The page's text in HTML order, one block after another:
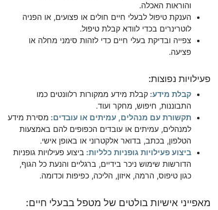
והוראות האכלה.
הענקת טיפול לבעלי חיים חולים או פצועים, או הפניה
לוטרינרים בכדי לוודא קבלת טיפול.
צפייה ובדיקת בעלי חיים כדי לזהות סימני מחלה או
פציעה.
פעילויות נפוצות:
קבלת מידע: קבלת מידע ממקורות רלוונטים כמו
התבוננות, חיפוש, מחקר ועוד.
תקשורת עם מנהלים, עמיתים או עובדים: מסירת מידע
למנהלים, עמיתים או עובדים הכפופים להם באמצעות
הטלפון, בכתב, בדואר אלקטרוני או באופן אישי.
ביצוע פעילויות גופניות כלליות: ביצוע פעילויות גופניות
הדורשות שימוש ניכר בידיים, ברגליים והנעת כל הגוף,
כגון טיפוס, הרמה, איזון, הליכה, כפיפות וכדומה.
מאפייני אישיות בולטים של מטפל בבעלי חיים: